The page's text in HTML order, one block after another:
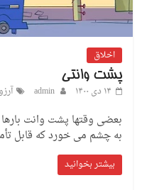
اخلاق
پشت وانتی
۱۴ دی ۱۴۰۰
admin
بعضی وقتها پشت وانت
به چشم می خورد که قابل
بیشتر بخوانید